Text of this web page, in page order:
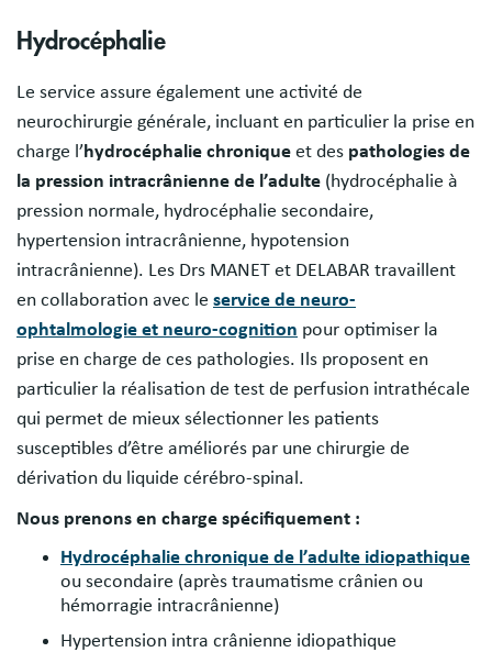
Hydrocéphalie
Le service assure également une activité de
neurochirurgie générale, incluant en particulier la prise en
charge l’hydrocéphalie chronique et des pathologies de
la pression intracrânienne de l’adulte (hydrocéphalie à
pression normale, hydrocéphalie secondaire,
hypertension intracrânienne, hypotension
intracrânienne). Les Drs MANET et DELABAR travaillent
en collaboration avec le service de neuro-
ophtalmologie et neuro-cognition pour optimiser la
prise en charge de ces pathologies. Ils proposent en
particulier la réalisation de test de perfusion intrathécale
qui permet de mieux sélectionner les patients
susceptibles d’être améliorés par une chirurgie de
dérivation du liquide cérébro-spinal.
Nous prenons en charge spécifiquement :
Hydrocéphalie chronique de l’adulte idiopathique
ou secondaire (après traumatisme crânien ou
hémorragie intracrânienne)
Hypertension intra crânienne idiopathique